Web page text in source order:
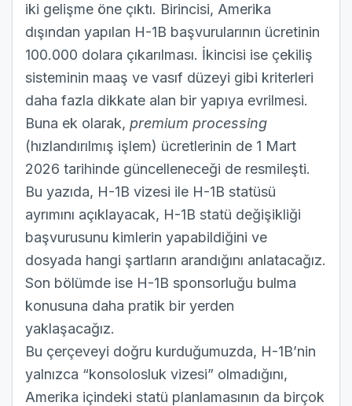
iki gelişme öne çıktı. Birincisi, Amerika
dışından yapılan H-1B başvurularının ücretinin
100.000 dolara çıkarılması. İkincisi ise çekiliş
sisteminin maaş ve vasıf düzeyi gibi kriterleri
daha fazla dikkate alan bir yapıya evrilmesi.
Buna ek olarak, premium processing
(hızlandırılmış işlem) ücretlerinin de 1 Mart
2026 tarihinde güncelleneceği de resmileşti.
Bu yazıda, H-1B vizesi ile H-1B statüsü
ayrımını açıklayacak, H-1B statü değişikliği
başvurusunu kimlerin yapabildiğini ve
dosyada hangi şartların arandığını anlatacağız.
Son bölümde ise H-1B sponsorluğu bulma
konusuna daha pratik bir yerden
yaklaşacağız.
Bu çerçeveyi doğru kurduğumuzda, H-1B’nin
yalnızca “konsolosluk vizesi” olmadığını,
Amerika içindeki statü planlamasının da birçok